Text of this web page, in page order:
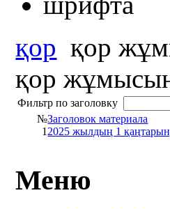
қор қор
қор
Фильтр по заголовку
№Заголовок материала
12025 жылдың 1
Меню